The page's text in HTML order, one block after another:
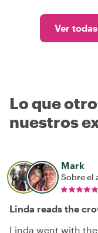
Ver
Lo que
nuestros
Mark
Sobre el
Linda reads the
Linda went with